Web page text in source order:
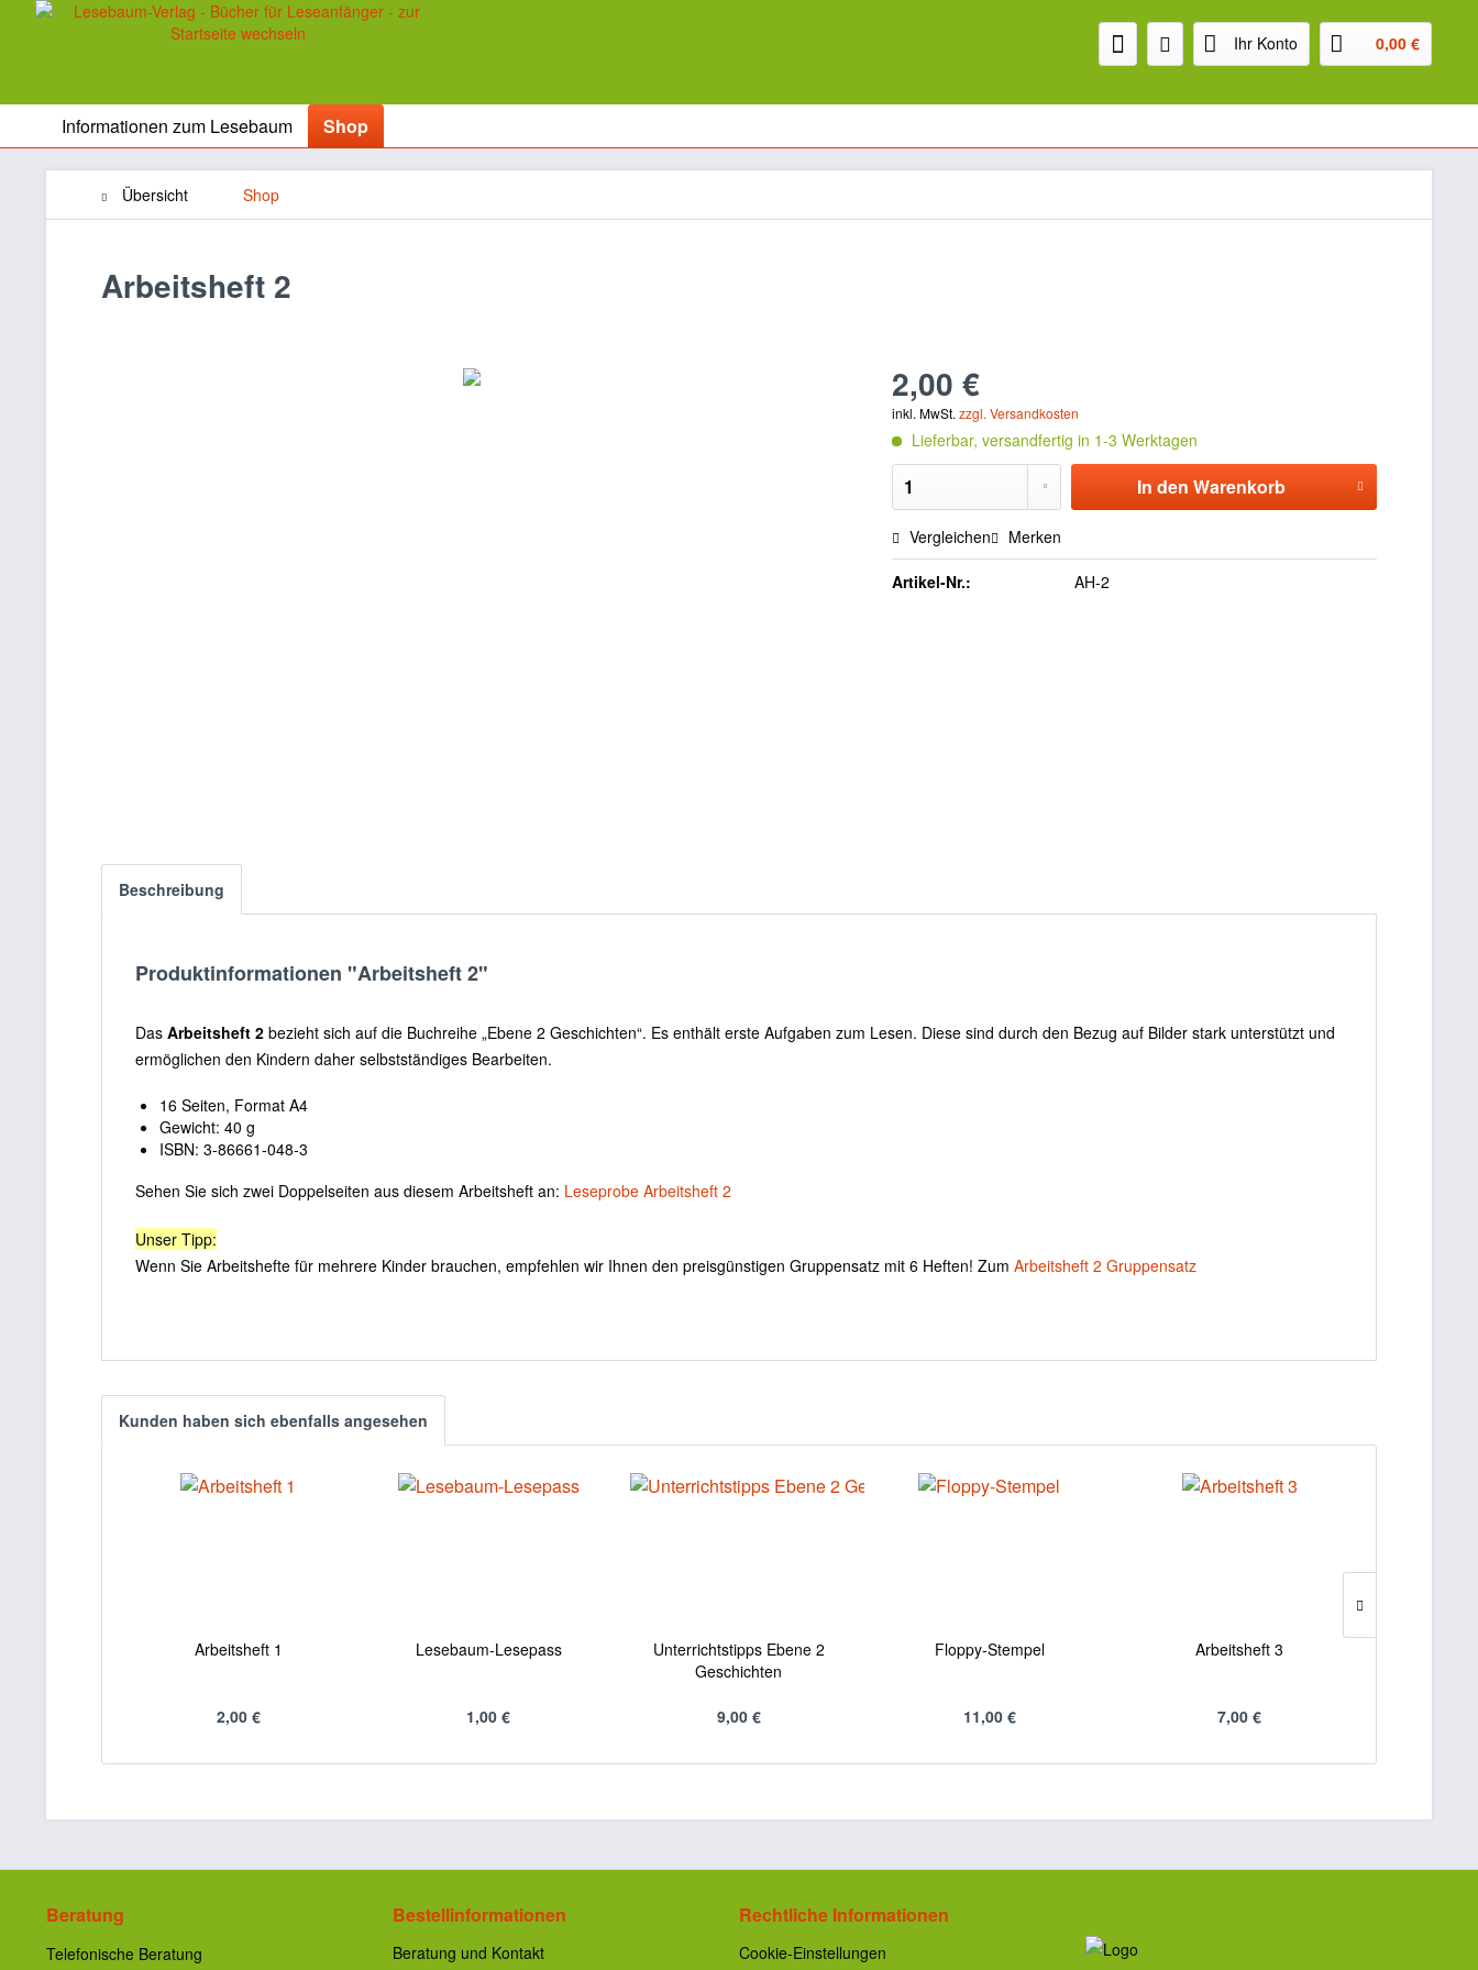
Ihr Konto 0,00 €
Informationen zum Lesebaum Shop
Übersicht Shop
Arbeitsheft 2
2,00 €
inkl. MwSt.zzgl. Versandkosten
Lieferbar, versandfertig in 1-3 Werktagen
In den Warenkorb
Vergleichen Merken
Artikel-Nr.: AH-2
Beschreibung
Produktinformationen "Arbeitsheft 2"
Das Arbeitsheft 2 bezieht sich auf die Buchreihe „Ebene 2 Geschichten“. Es enthält erste Aufgaben zum Lesen. Diese sind durch den Bezug auf Bilder stark unterstützt und
ermöglichen den Kindern daher selbstständiges Bearbeiten.
16 Seiten, Format A4
Gewicht: 40 g
ISBN: 3-86661-048-3
Sehen Sie sich zwei Doppelseiten aus diesem Arbeitsheft an: Leseprobe Arbeitsheft 2
Unser Tipp:
Wenn Sie Arbeitshefte für mehrere Kinder brauchen, empfehlen wir Ihnen den preisgünstigen Gruppensatz mit 6 Heften! Zum Arbeitsheft 2 Gruppensatz
Kunden haben sich ebenfalls angesehen
Arbeitsheft 1
2,00 €
Lesebaum-Lesepass
1,00 €
Unterrichtstipps Ebene 2
Geschichten
9,00 €
Floppy-Stempel
11,00 €
Arbeitsheft 3
7,00 €
Beratung
Telefonische Beratung
Bestellinformationen
Beratung und Kontakt
Rechtliche Informationen
Cookie-Einstellungen